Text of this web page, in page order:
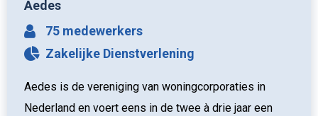
Aedes
75 medewerkers
Zakelijke Dienstverlening
Aedes is de vereniging van woningcorporaties in
Nederland en voert eens in de twee à drie jaar een